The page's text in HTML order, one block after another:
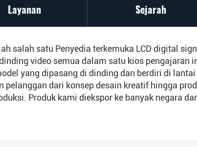
Layanan Sejarah
salah satu Penyedia terkemuka LCD digital
video semua dalam satu kios pengajaran
yang dipasang di dinding dan berdiri di
dari konsep desain kreatif hingga
Produk kami diekspor ke banyak negara